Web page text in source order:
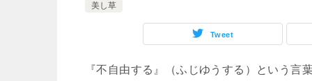
美し草
Tweet
『不自由する』（ふじゆうする）という言